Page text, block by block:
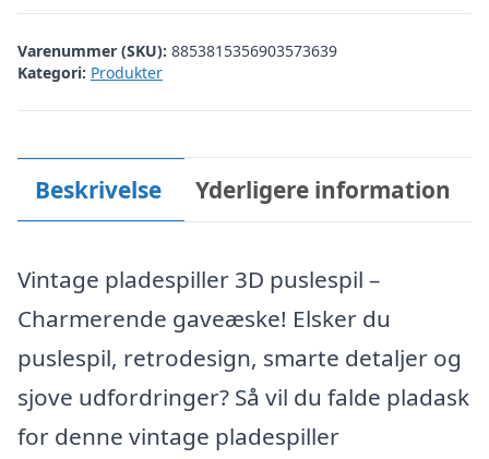
Varenummer (SKU): 8853815356903573639
Kategori: Produkter
Beskrivelse Yderligere information
Vintage pladespiller 3D puslespil –
Charmerende gaveæske! Elsker du
puslespil, retrodesign, smarte detaljer og
sjove udfordringer? Så vil du falde pladask
for denne vintage pladespiller